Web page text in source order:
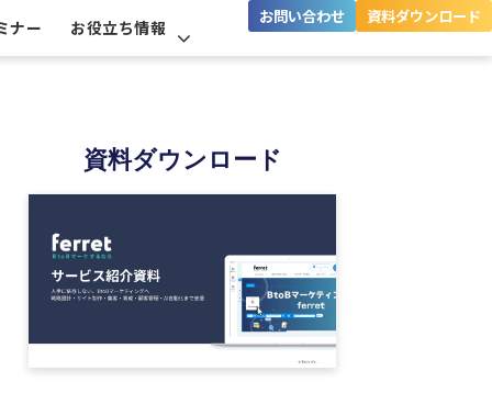
ナー お役立ち情報
お問い合わせ 資料ダウンロード
資料ダウンロード